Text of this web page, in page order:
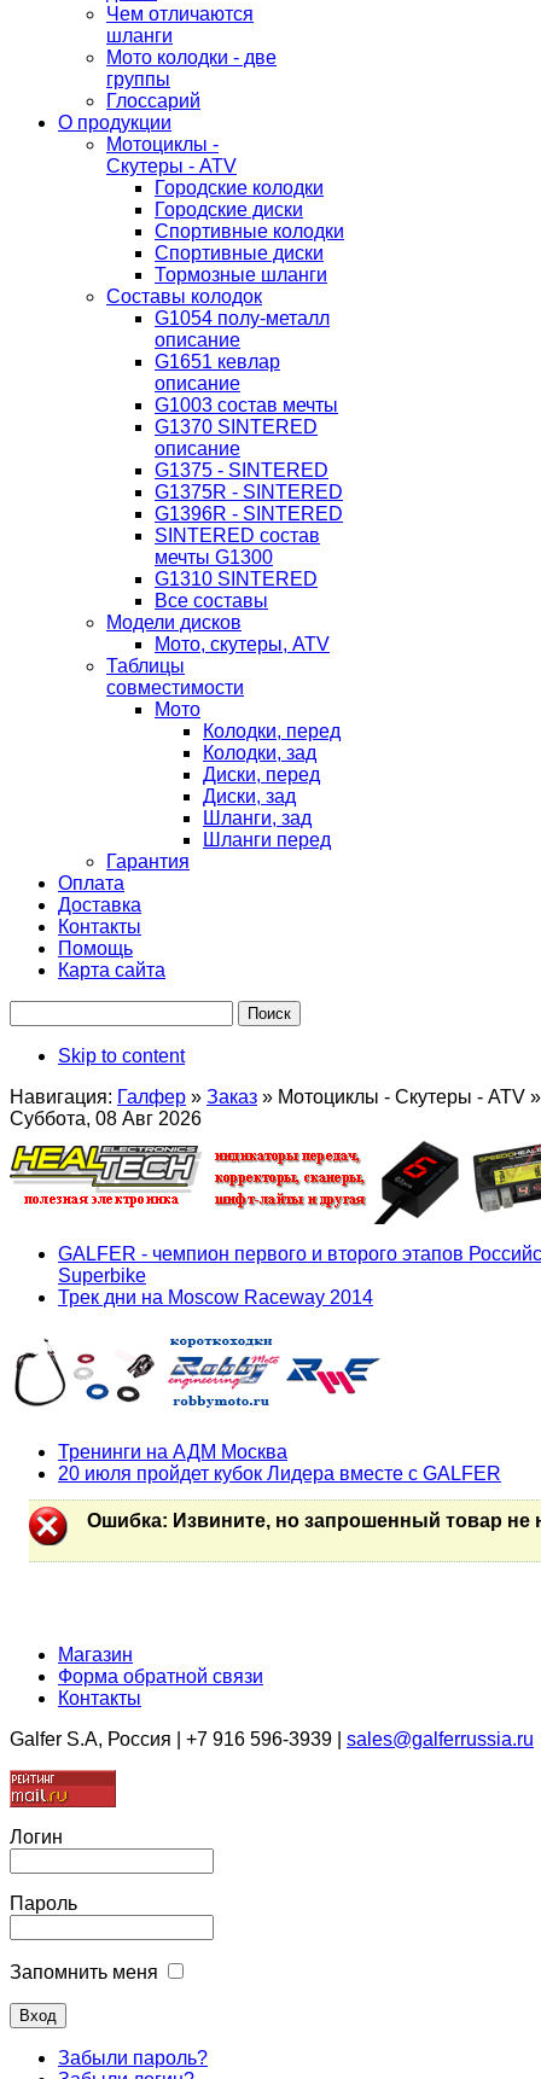
Чем отличаются
шланги
Мото колодки - две
группы
Глоссарий
О продукции
Мотоциклы -
Скутеры - ATV
Городские колодки
Городские диски
Спортивные колодки
Спортивные диски
Тормозные шланги
Составы колодок
G1054 полу-металл
описание
G1651 кевлар
описание
G1003 состав мечты
G1370 SINTERED
описание
G1375 - SINTERED
G1375R - SINTERED
G1396R - SINTERED
SINTERED состав
мечты G1300
G1310 SINTERED
Все составы
Модели дисков
Мото, скутеры, ATV
Таблицы
совместимости
Мото
Колодки, перед
Колодки, зад
Диски, перед
Диски, зад
Шланги, зад
Шланги перед
Гарантия
Оплата
Доставка
Контакты
Помощь
Карта сайта
Skip to content
Навигация: Галфер » Заказ » Мотоциклы - Скутеры - ATV »
Суббота, 08 Авг 2026
GALFER - чемпион первого и второго этапов
Superbike
Трек дни на Moscow Raceway 2014
Тренинги на АДМ Москва
20 июля пройдет кубок Лидера вместе с GALFER
Ошибка: Извините, но запрошенный товар не
Магазин
Форма обратной связи
Контакты
Galfer S.A, Россия | +7 916 596-3939 | sales@galferrussia.ru
Логин
Пароль
Запомнить меня
Забыли пароль?